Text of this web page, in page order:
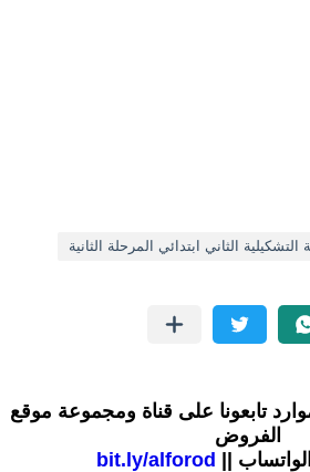
الثاني ابتدائي المرحلة الثانية
تابعونا على قناة ومجموعة موقع
الفروض
||
bit.ly/alforod